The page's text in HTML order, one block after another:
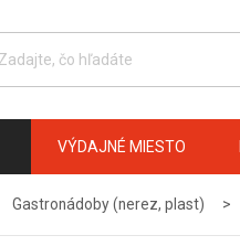
VÝDAJNÉ MIESTO
Gastronádoby (nerez, plast)